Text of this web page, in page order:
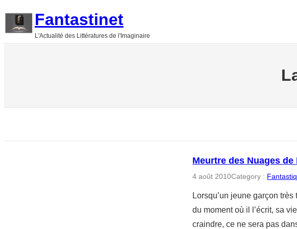
Fantastinet
L'Actualité des Littératures de l'Imaginaire
Meurtre des Nuages
4 août 2010Category :
Lorsqu’un jeune garçon
du moment où il l’écrit, sa
craindre, ce ne sera pas